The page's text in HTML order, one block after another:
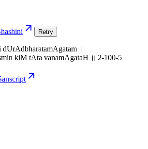
Retry
dUrAdbharatamAgatam ।
kiM tAta vanamAgataH ॥ 2-100-5